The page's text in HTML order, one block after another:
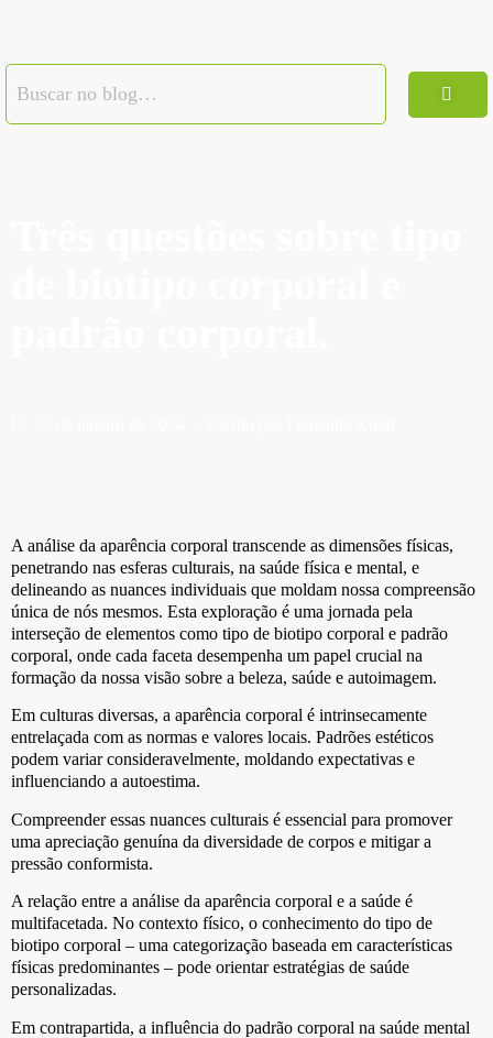
A análise da aparência corporal transcende as dimensões físicas,
penetrando nas esferas culturais, na saúde física e mental, e
delineando as nuances individuais que moldam nossa compreensão
única de nós mesmos. Esta exploração é uma jornada pela
interseção de elementos como tipo de biotipo corporal e padrão
corporal, onde cada faceta desempenha um papel crucial na
formação da nossa visão sobre a beleza, saúde e autoimagem.
Em culturas diversas, a aparência corporal é intrinsecamente
entrelaçada com as normas e valores locais. Padrões estéticos
podem variar consideravelmente, moldando expectativas e
influenciando a autoestima.
Compreender essas nuances culturais é essencial para promover
uma apreciação genuína da diversidade de corpos e mitigar a
pressão conformista.
A relação entre a análise da aparência corporal e a saúde é
multifacetada. No contexto físico, o conhecimento do tipo de
biotipo corporal – uma categorização baseada em características
físicas predominantes – pode orientar estratégias de saúde
personalizadas.
Em contrapartida, a influência do padrão corporal na saúde mental